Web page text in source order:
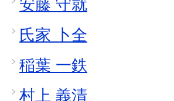
安藤 守就
氏家 卜全
稲葉 一鉄
村上 義清